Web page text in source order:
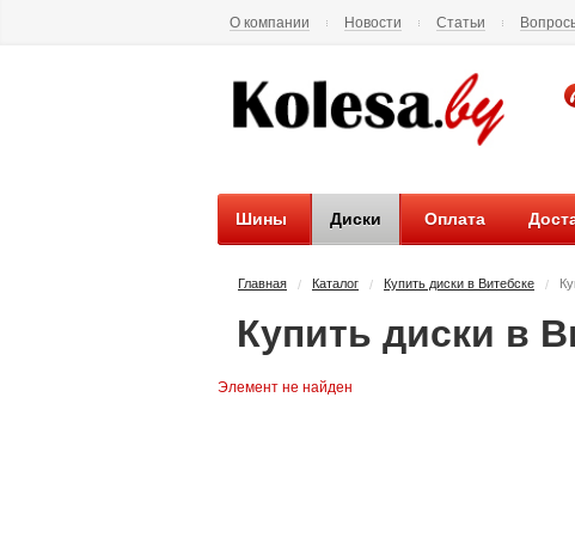
О компании Новости Статьи
Шины Диски Оплата
Главная / Каталог / Купить диски в Витебске /
Купить диски в
Элемент не найден